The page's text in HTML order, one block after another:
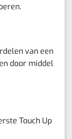
van een
door middel
Touch Up